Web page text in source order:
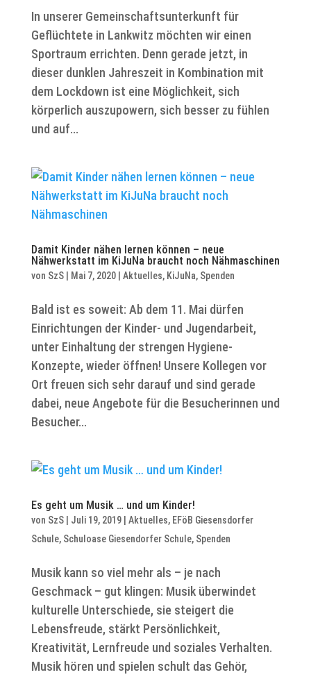
In unserer Gemeinschaftsunterkunft für
Geflüchtete in Lankwitz möchten wir einen
Sportraum errichten. Denn gerade jetzt, in
dieser dunklen Jahreszeit in Kombination mit
dem Lockdown ist eine Möglichkeit, sich
körperlich auszupowern, sich besser zu fühlen
und auf...
Damit Kinder nähen lernen können – neue
Nähwerkstatt im KiJuNa braucht noch Nähmaschinen
von SzS| Mai 7, 2020| Aktuelles, KiJuNa, Spenden
Bald ist es soweit: Ab dem 11. Mai dürfen
Einrichtungen der Kinder- und Jugendarbeit,
unter Einhaltung der strengen Hygiene-
Konzepte, wieder öffnen! Unsere Kollegen vor
Ort freuen sich sehr darauf und sind gerade
dabei, neue Angebote für die Besucherinnen und
Besucher...
Es geht um Musik … und um Kinder!
von SzS| Juli 19, 2019| Aktuelles, EFöB Giesensdorfer
Schule, Schuloase Giesendorfer Schule, Spenden
Musik kann so viel mehr als – je nach
Geschmack – gut klingen: Musik überwindet
kulturelle Unterschiede, sie steigert die
Lebensfreude, stärkt Persönlichkeit,
Kreativität, Lernfreude und soziales Verhalten.
Musik hören und spielen schult das Gehör,